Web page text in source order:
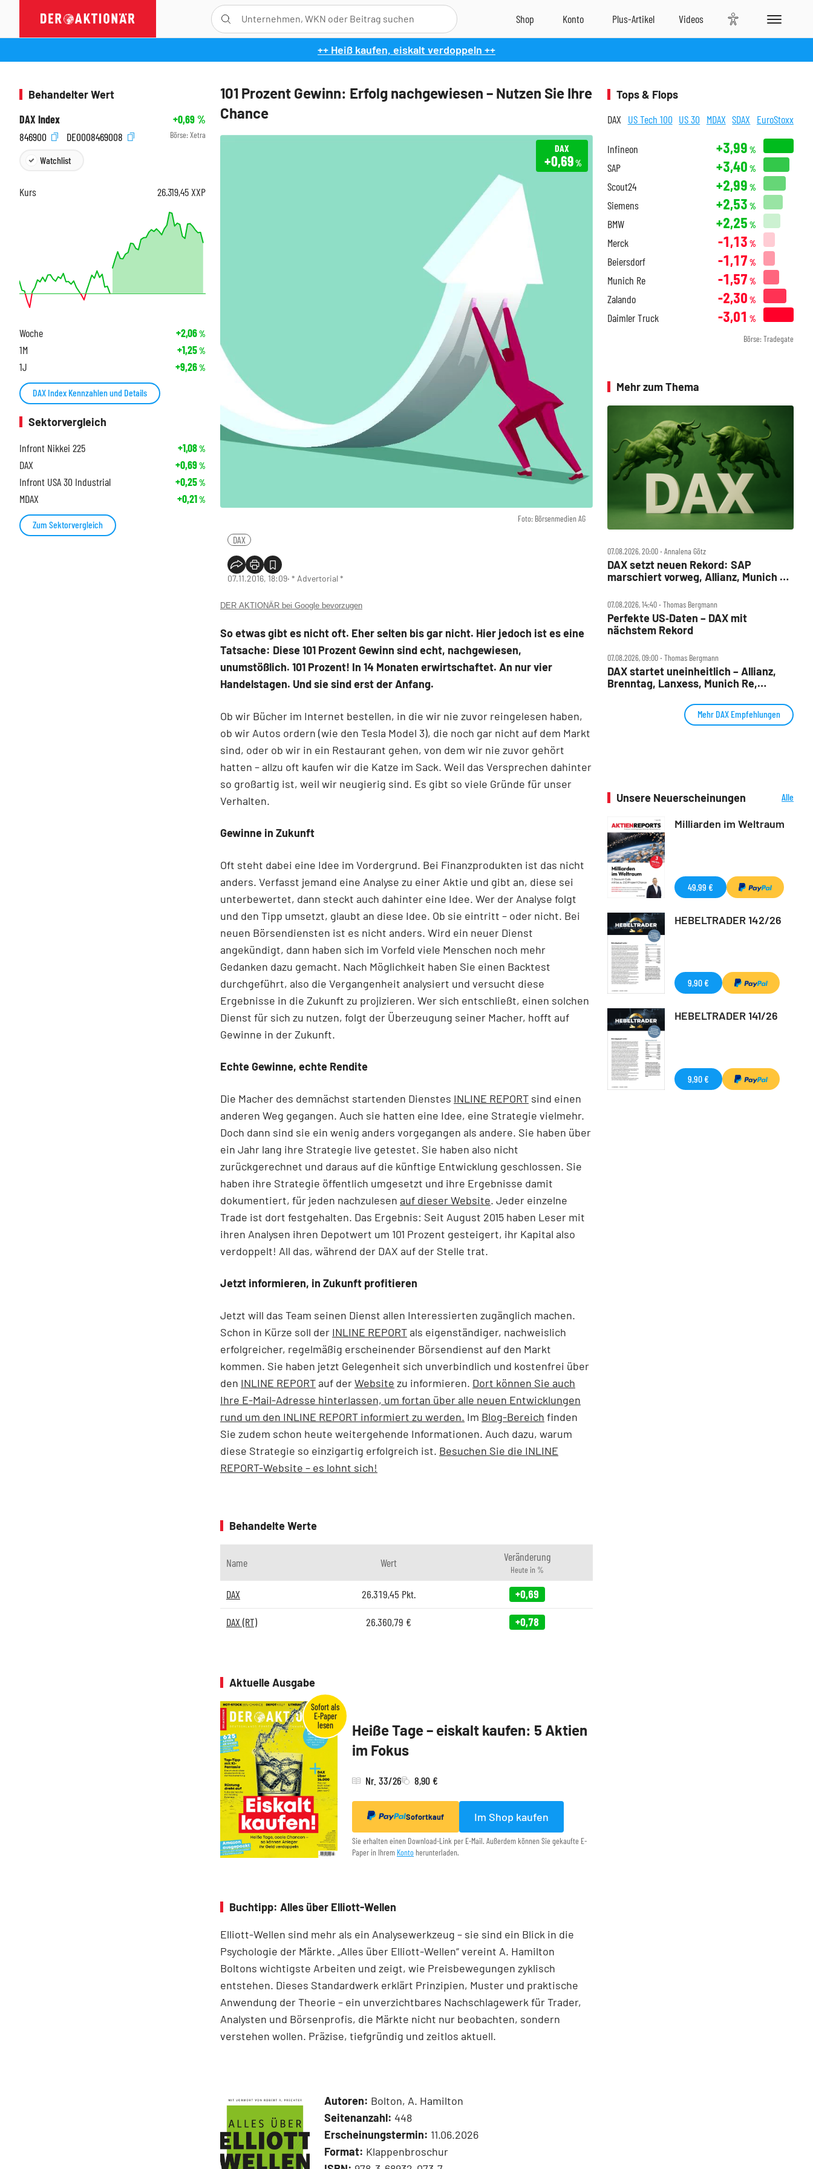
++ Heiß kaufen, eiskalt verdoppeln ++
101 Prozent Gewinn: Erfolg nachgewiesen – Nutzen Sie Ihre
Chance
Foto: Börsenmedien AG
DAX
+0,69%
DAX
07.11.2016, 18:09‧ * Advertorial *
DER AKTIONÄR bei Google bevorzugen
So etwas gibt es nicht oft. Eher selten bis gar nicht. Hier jedoch ist es eine
Tatsache: Diese 101 Prozent Gewinn sind echt, nachgewiesen,
unumstößlich. 101 Prozent! In 14 Monaten erwirtschaftet. An nur vier
Handelstagen. Und sie sind erst der Anfang.
Ob wir Bücher im Internet bestellen, in die wir nie zuvor reingelesen haben,
ob wir Autos ordern (wie den Tesla Model 3), die noch gar nicht auf dem Markt
sind, oder ob wir in ein Restaurant gehen, von dem wir nie zuvor gehört
hatten – allzu oft kaufen wir die Katze im Sack. Weil das Versprechen dahinter
so großartig ist, weil wir neugierig sind. Es gibt so viele Gründe für unser
Verhalten.
Gewinne in Zukunft
Oft steht dabei eine Idee im Vordergrund. Bei Finanzprodukten ist das nicht
anders. Verfasst jemand eine Analyse zu einer Aktie und gibt an, diese sei
unterbewertet, dann steckt auch dahinter eine Idee. Wer der Analyse folgt
und den Tipp umsetzt, glaubt an diese Idee. Ob sie eintritt – oder nicht. Bei
neuen Börsendiensten ist es nicht anders. Wird ein neuer Dienst
angekündigt, dann haben sich im Vorfeld viele Menschen noch mehr
Gedanken dazu gemacht. Nach Möglichkeit haben Sie einen Backtest
durchgeführt, also die Vergangenheit analysiert und versucht diese
Ergebnisse in die Zukunft zu projizieren. Wer sich entschließt, einen solchen
Dienst für sich zu nutzen, folgt der Überzeugung seiner Macher, hofft auf
Gewinne in der Zukunft.
Echte Gewinne, echte Rendite
Die Macher des demnächst startenden Dienstes INLINE REPORT sind einen
anderen Weg gegangen. Auch sie hatten eine Idee, eine Strategie vielmehr.
Doch dann sind sie ein wenig anders vorgegangen als andere. Sie haben über
ein Jahr lang ihre Strategie live getestet. Sie haben also nicht
zurückgerechnet und daraus auf die künftige Entwicklung geschlossen. Sie
haben ihre Strategie öffentlich umgesetzt und ihre Ergebnisse damit
dokumentiert, für jeden nachzulesen auf dieser Website. Jeder einzelne
Trade ist dort festgehalten. Das Ergebnis: Seit August 2015 haben Leser mit
ihren Analysen ihren Depotwert um 101 Prozent gesteigert, ihr Kapital also
verdoppelt! All das, während der DAX auf der Stelle trat.
Jetzt informieren, in Zukunft profitieren
Jetzt will das Team seinen Dienst allen Interessierten zugänglich machen.
Schon in Kürze soll der INLINE REPORTals eigenständiger, nachweislich
erfolgreicher, regelmäßig erscheinender Börsendienst auf den Markt
kommen. Sie haben jetzt Gelegenheit sich unverbindlich und kostenfrei über
den INLINE REPORTauf derWebsite zu informieren. Dort können Sie auch
Ihre E-Mail-Adresse hinterlassen, um fortan über alle neuen Entwicklungen
rund um den INLINE REPORT informiert zu werden. Im Blog-Bereich finden
Sie zudem schon heute weitergehende Informationen. Auch dazu, warum
diese Strategie so einzigartig erfolgreich ist. Besuchen Sie die INLINE
REPORT-Website – es lohnt sich!
Behandelte Werte
Name Wert Veränderung
Heute in %
DAX 26.319,45 Pkt. +0,69
DAX (RT) 26.360,79 € +0,78
Aktuelle Ausgabe
Heiße Tage – eiskalt kaufen: 5 Aktien
im Fokus
Nr. 33/26 8,90 €
Sofortkauf Im Shop kaufen
Sie erhalten einen Download-Link per E-Mail. Außerdem können Sie gekaufte E-
Paper in Ihrem Konto herunterladen.
Buchtipp: Alles über Elliott-Wellen
Elliott-Wellen sind mehr als ein Analysewerkzeug – sie sind ein Blick in die
Psychologie der Märkte. „Alles über Elliott-Wellen“ vereint A. Hamilton
Boltons wichtigste Arbeiten und zeigt, wie Preisbewegungen zyklisch
entstehen. Dieses Standardwerk erklärt Prinzipien, Muster und praktische
Anwendung der Theorie – ein unverzichtbares Nachschlagewerk für Trader,
Analysten und Börsenprofis, die Märkte nicht nur beobachten, sondern
verstehen wollen. Präzise, tiefgründig und zeitlos aktuell.
Autoren: Bolton, A. Hamilton
Seitenanzahl: 448
Erscheinungstermin: 11.06.2026
Format: Klappenbroschur
Behandelter Wert
DAX Index
+0,69%
846900
DE0008469008 Börse: Xetra
Watchlist
Kurs 26.319,45XXP
Woche +2,06%
1M +1,25%
1J +9,26%
DAX Index Kennzahlen und Details
Sektorvergleich
Infront Nikkei 225
+1,08%
DAX +0,69%
Infront USA 30 Industrial +0,25%
MDAX +0,21%
Zum Sektorvergleich
Tops & Flops
DAX US Tech 100 US 30 MDAX SDAX EuroStoxx
Infineon +3,99 %
SAP +3,40 %
Scout24 +2,99 %
Siemens +2,53 %
BMW +2,25 %
Merck -1,13 %
Beiersdorf -1,17 %
Munich Re -1,57 %
Zalando -2,30 %
Daimler Truck -3,01 %
Börse: Tradegate
Mehr zum Thema
07.08.2026, 20:00 ‧ Annalena Götz
DAX setzt neuen Rekord: SAP
marschiert vorweg, Allianz, Munich Re
07.08.2026, 14:40 ‧ Thomas Bergmann
Perfekte US‑Daten – DAX mit
nächstem Rekord
07.08.2026, 09:00 ‧ Thomas Bergmann
DAX startet uneinheitlich – Allianz,
Brenntag, Lanxess, Munich Re,
Mehr DAX Empfehlungen
Unsere Neuerscheinungen
Alle
Milliarden im Weltraum
49,99 €
HEBELTRADER 142/26
9,90 €
HEBELTRADER 141/26
9,90 €